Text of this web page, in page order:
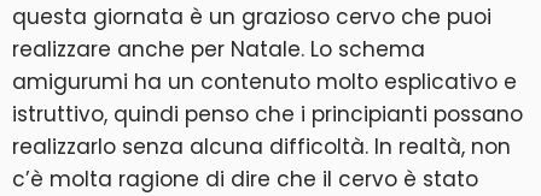
questa giornata è un grazioso cervo che puoi
realizzare anche per Natale. Lo schema
amigurumi ha un contenuto molto esplicativo e
istruttivo, quindi penso che i principianti possano
realizzarlo senza alcuna difficoltà. In realtà, non
c’è molta ragione di dire che il cervo è stato